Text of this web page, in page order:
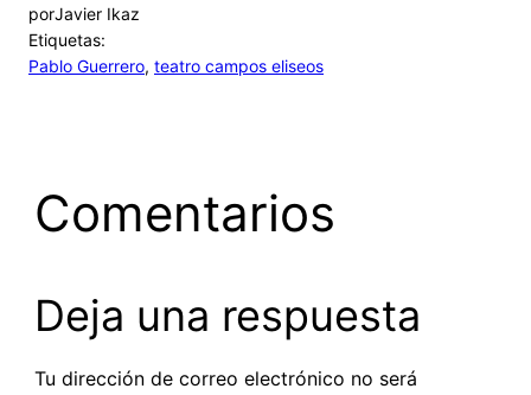
porJavier Ikaz
Etiquetas:
Pablo Guerrero, teatro campos eliseos
Comentarios
Deja una respuesta
Tu dirección de correo electrónico no será